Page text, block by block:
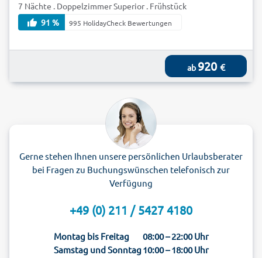
7 Nächte . Doppelzimmer Superior . Frühstück
91 %
995 HolidayCheck Bewertungen
ab 920 €
Gerne stehen Ihnen unsere persönlichen Urlaubsberater
bei Fragen zu Buchungswünschen telefonisch zur
Verfügung
+49 (0) 211 / 5427 4180
Montag bis Freitag
08:00 – 22:00 Uhr
Samstag und Sonntag10:00 – 18:00 Uhr